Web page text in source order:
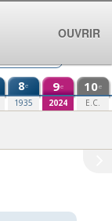
8e
1935
9e
2024
10e
E.C.
OUVRIR